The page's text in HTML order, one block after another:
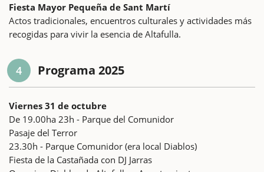
Fiesta Mayor Pequeña de Sant Martí
Actos tradicionales, encuentros culturales y actividades más
recogidas para vivir la esencia de Altafulla.
4 Programa 2025
Viernes 31 de octubre
De 19.00ha 23h - Parque del Comunidor
Pasaje del Terror
23.30h - Parque Comunidor (era local Diablos)
Fiesta de la Castañada con DJ Jarras